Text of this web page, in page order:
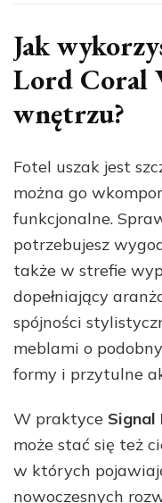
Jak
Lord Coral
wnętrzu?
Fotel uszak jest
można go
funkcjonalne.
potrzebujesz
także w strefie
dopełniający
spójności
meblami o
formy i przytulne
W praktyce Signal
może stać się też
w których
nowoczesnych